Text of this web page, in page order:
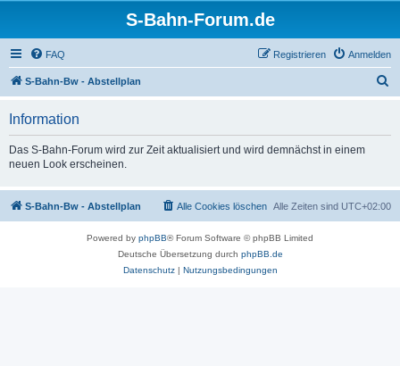
S-Bahn-Forum.de
FAQ Anmelden
Registrieren
S-Bahn-Bw - Abstellplan
Information
Das S-Bahn-Forum wird zur Zeit aktualisiert und wird demnächst in einem
neuen Look erscheinen.
S-Bahn-Bw - Abstellplan Alle Zeiten sind UTC+02:00
Alle Cookies löschen
Powered by phpBB® Forum Software © phpBB Limited
Deutsche Übersetzung durch phpBB.de
Datenschutz| Nutzungsbedingungen